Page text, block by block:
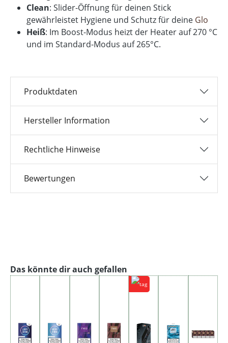
Clean: Slider-Öffnung für deinen Stick
gewährleistet Hygiene und Schutz für deine Glo
Heiß: Im Boost-Modus heizt der Heater auf 270 °C
und im Standard-Modus auf 265°C.
Produktdaten
Hersteller Information
Rechtliche Hinweise
Bewertungen
Produktgalerie überspringen
Das könnte dir auch gefallen